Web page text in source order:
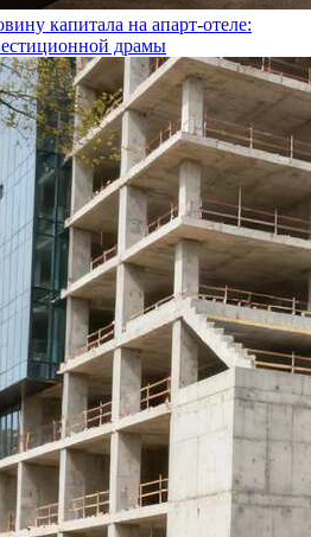
капитала на апарт-отеле:
драмы